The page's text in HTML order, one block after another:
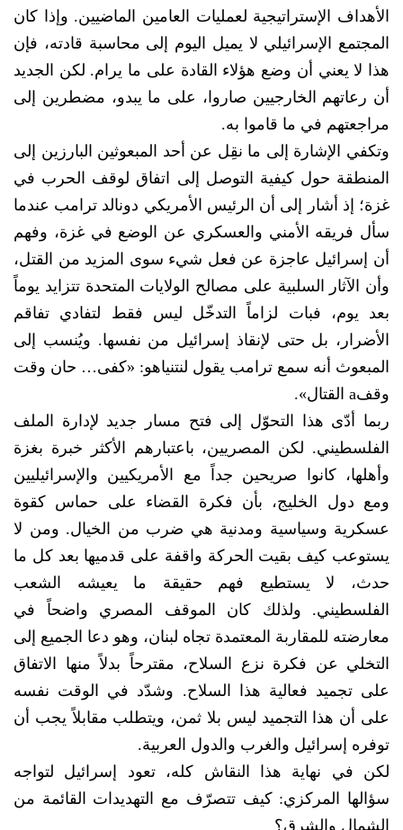
الأهداف الإستراتيجية لعمليات العامين الماضيين. وإذا كان
المجتمع الإسرائيلي لا يميل اليوم إلى محاسبة قادته، فإن
هذا لا يعني أن وضع هؤلاء القادة على ما يرام. لكن الجديد
أن رعاتهم الخارجيين صاروا، على ما يبدو، مضطرين إلى
مراجعتهم في ما قاموا به.
وتكفي الإشارة إلى ما نقِل عن أحد المبعوثين البارزين إلى
المنطقة حول كيفية التوصل إلى اتفاق لوقف الحرب في
غزة؛ إذ أشار إلى أن الرئيس الأمريكي دونالد ترامب عندما
سأل فريقه الأمني والعسكري عن الوضع في غزة، وفهم
أن إسرائيل عاجزة عن فعل شيء سوى المزيد من القتل،
وأن الآثار السلبية على مصالح الولايات المتحدة تتزايد يوماً
بعد يوم، فبات لزاماً التدخّل ليس فقط لتفادي تفاقم
الأضرار، بل حتى لإنقاذ إسرائيل من نفسها. ويُنسب إلى
المبعوث أنه سمع ترامب يقول لنتنياهو: «كفى… حان وقت
وقفa القتال».
ربما أدّى هذا التحوّل إلى فتح مسار جديد لإدارة الملف
الفلسطيني. لكن المصريين، باعتبارهم الأكثر خبرة بغزة
وأهلها، كانوا صريحين جداً مع الأمريكيين والإسرائيليين
ومع دول الخليج، بأن فكرة القضاء على حماس كقوة
عسكرية وسياسية ومدنية هي ضرب من الخيال. ومن لا
يستوعب كيف بقيت الحركة واقفة على قدميها بعد كل ما
حدث، لا يستطيع فهم حقيقة ما يعيشه الشعب
الفلسطيني. ولذلك كان الموقف المصري واضحاً في
معارضته للمقاربة المعتمدة تجاه لبنان، وهو دعا الجميع إلى
التخلي عن فكرة نزع السلاح، مقترحاً بدلاً منها الاتفاق
على تجميد فعالية هذا السلاح. وشدّد في الوقت نفسه
على أن هذا التجميد ليس بلا ثمن، ويتطلب مقابلاً يجب أن
توفره إسرائيل والغرب والدول العربية.
لكن في نهاية هذا النقاش كله، تعود إسرائيل لتواجه
سؤالها المركزي: كيف تتصرّف مع التهديدات القائمة من
الشمال والشرق؟